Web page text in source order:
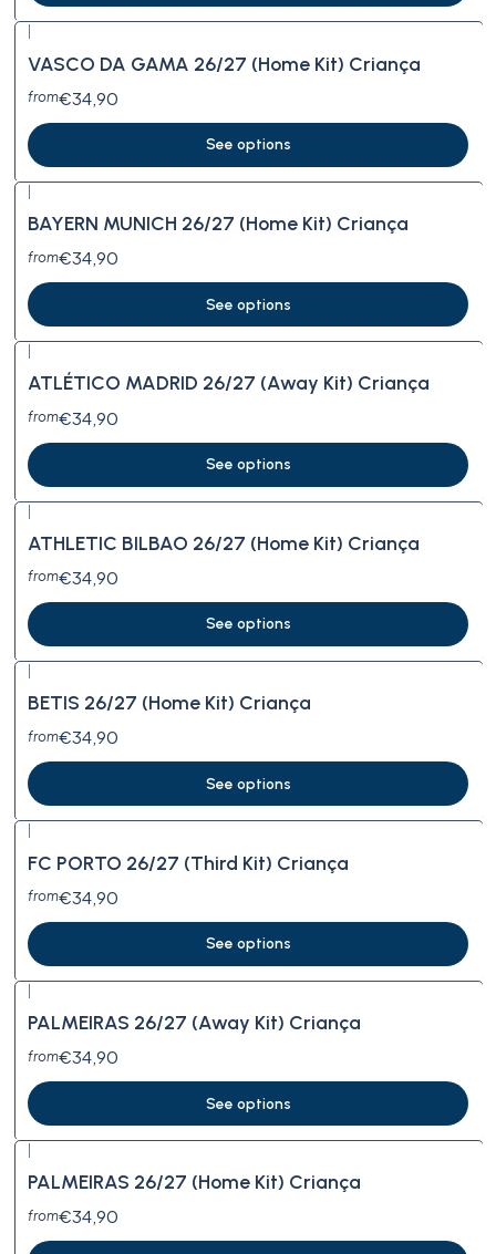
VASCO DA GAMA 26/27 (Home Kit) Criança
from€34,90
See options
BAYERN MUNICH 26/27 (Home Kit) Criança
from€34,90
See options
ATLÉTICO MADRID 26/27 (Away Kit) Criança
from€34,90
See options
|
ATHLETIC BILBAO 26/27 (Home Kit) Criança
from€34,90
See options
BETIS 26/27 (Home Kit) Criança
from€34,90
See options
FC PORTO 26/27 (Third Kit) Criança
from€34,90
See options
|
PALMEIRAS 26/27 (Away Kit) Criança
from€34,90
See options
PALMEIRAS 26/27 (Home Kit) Criança
from€34,90